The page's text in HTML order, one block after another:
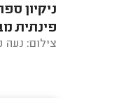
ניקיון
פינתית
צילום: נעה